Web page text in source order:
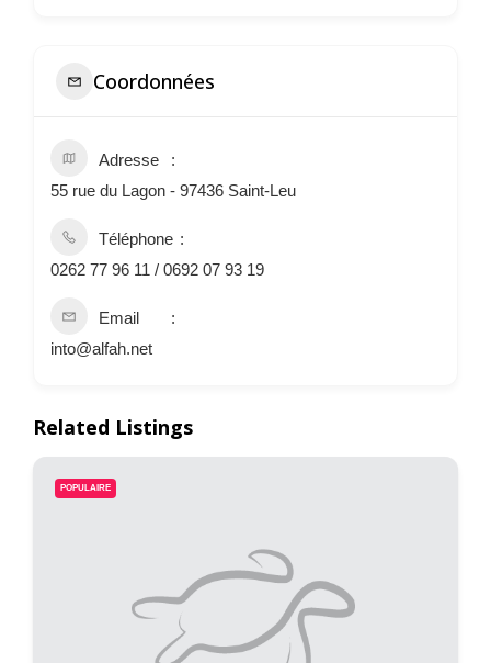
Coordonnées
Adresse
55 rue du Lagon - 97436 Saint-Leu
Téléphone
0262 77 96 11 / 0692 07 93 19
Email
into@alfah.net
Related Listings
POPULAIRE